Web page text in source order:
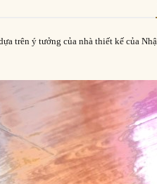
trên ý tưởng của nhà thiết kế của